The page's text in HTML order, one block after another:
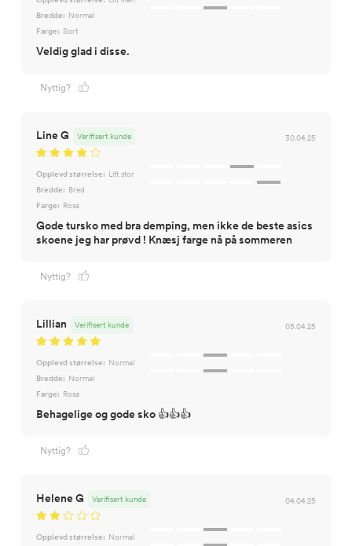
Bredde: Normal
Farge: Sort
Veldig glad i disse.
Nyttig?
Line G 30.04.25
Verifisert kunde
Opplevd størrelse: Litt stor
Bredde: Bred
Farge: Rosa
Gode tursko med bra demping, men ikke de beste asics
skoene jeg har prøvd ! Knæsj farge nå på sommeren
Nyttig?
Lillian 05.04.25
Verifisert kunde
Opplevd størrelse: Normal
Bredde: Normal
Farge: Rosa
Behagelige og gode sko 👍👍👍
Nyttig?
Helene G 04.04.25
Verifisert kunde
Opplevd størrelse: Normal